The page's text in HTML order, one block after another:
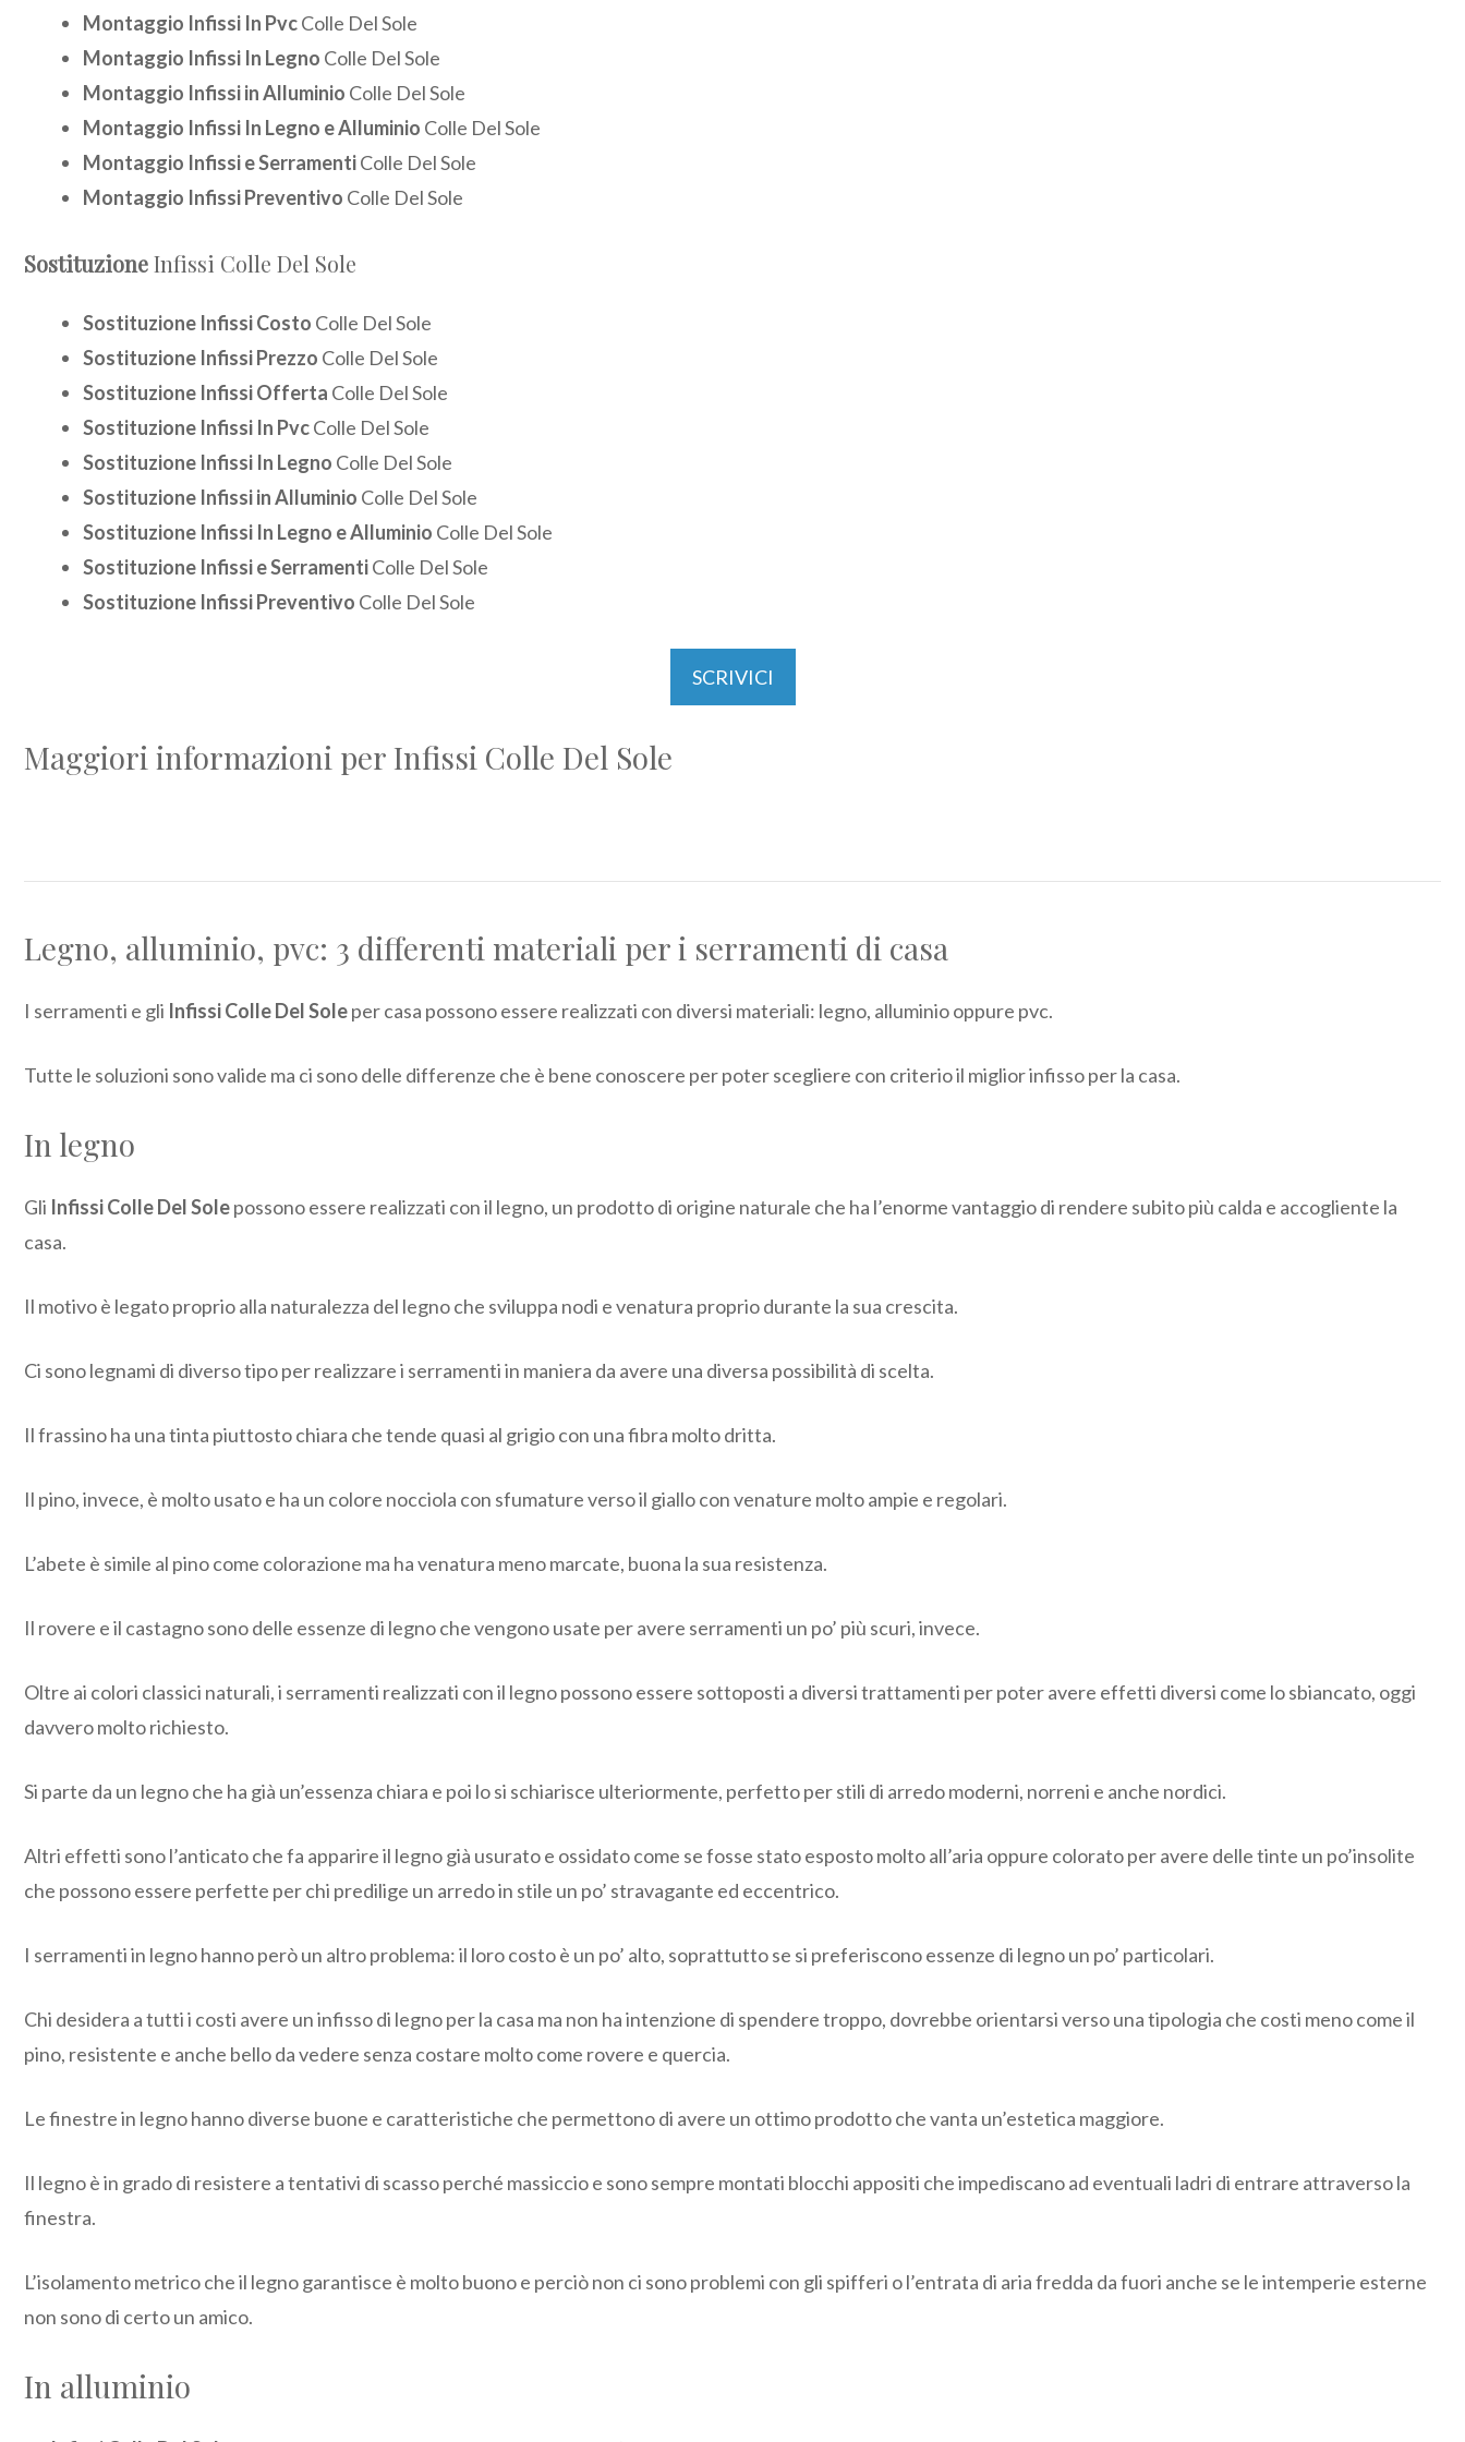
Montaggio Infissi In PvcColle Del Sole
Montaggio Infissi In Legno Colle Del Sole
Montaggio Infissi in Alluminio Colle Del Sole
Montaggio Infissi In Legno e Alluminio Colle Del Sole
Montaggio Infissi e SerramentiColle Del Sole
Montaggio Infissi Preventivo Colle Del Sole
SostituzioneInfissi Colle Del Sole
Sostituzione Infissi Costo Colle Del Sole
Sostituzione Infissi Prezzo Colle Del Sole
Sostituzione Infissi Offerta Colle Del Sole
Sostituzione Infissi In PvcColle Del Sole
Sostituzione Infissi In Legno Colle Del Sole
Sostituzione Infissi in Alluminio Colle Del Sole
Sostituzione Infissi In Legno e Alluminio Colle Del Sole
Sostituzione Infissi e SerramentiColle Del Sole
Sostituzione Infissi Preventivo Colle Del Sole
SCRIVICI
Maggiori informazioni per Infissi Colle Del Sole
Legno, alluminio, pvc: 3 differenti materiali per i serramenti di casa
I serramenti e gli Infissi Colle Del Soleper casa possono essere realizzati con diversi materiali: legno, alluminio oppure pvc.
Tutte le soluzioni sono valide ma ci sono delle differenze che è bene conoscere per poter scegliere con criterio il miglior infisso per la casa.
In legno
Gli Infissi Colle Del Solepossono essere realizzati con il legno, un prodotto di origine naturale che ha l’enorme vantaggio di rendere subito più calda e accogliente la
casa.
Il motivo è legato proprio alla naturalezza del legno che sviluppa nodi e venatura proprio durante la sua crescita.
Ci sono legnami di diverso tipo per realizzare i serramenti in maniera da avere una diversa possibilità di scelta.
Il frassino ha una tinta piuttosto chiara che tende quasi al grigio con una fibra molto dritta.
Il pino, invece, è molto usato e ha un colore nocciola con sfumature verso il giallo con venature molto ampie e regolari.
L’abete è simile al pino come colorazione ma ha venatura meno marcate, buona la sua resistenza.
Il rovere e il castagno sono delle essenze di legno che vengono usate per avere serramenti un po’ più scuri, invece.
Oltre ai colori classici naturali, i serramenti realizzati con il legno possono essere sottoposti a diversi trattamenti per poter avere effetti diversi come lo sbiancato, oggi
davvero molto richiesto.
Si parte da un legno che ha già un’essenza chiara e poi lo si schiarisce ulteriormente, perfetto per stili di arredo moderni, norreni e anche nordici.
Altri effetti sono l’anticato che fa apparire il legno già usurato e ossidato come se fosse stato esposto molto all’aria oppure colorato per avere delle tinte un po’insolite
che possono essere perfette per chi predilige un arredo in stile un po’ stravagante ed eccentrico.
I serramenti in legno hanno però un altro problema: il loro costo è un po’ alto, soprattutto se si preferiscono essenze di legno un po’ particolari.
Chi desidera a tutti i costi avere un infisso di legno per la casa ma non ha intenzione di spendere troppo, dovrebbe orientarsi verso una tipologia che costi meno come il
pino, resistente e anche bello da vedere senza costare molto come rovere e quercia.
Le finestre in legno hanno diverse buone e caratteristiche che permettono di avere un ottimo prodotto che vanta un’estetica maggiore.
Il legno è in grado di resistere a tentativi di scasso perché massiccio e sono sempre montati blocchi appositi che impediscano ad eventuali ladri di entrare attraverso la
finestra.
L’isolamento metrico che il legno garantisce è molto buono e perciò non ci sono problemi con gli spifferi o l’entrata di aria fredda da fuori anche se le intemperie esterne
non sono di certo un amico.
In alluminio